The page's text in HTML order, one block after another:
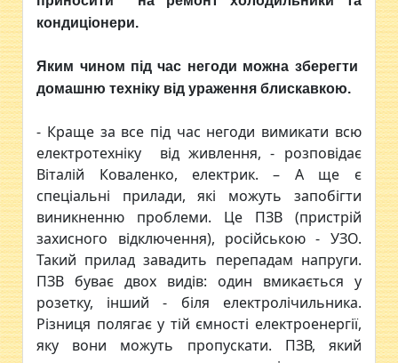
кондиціонери.
Яким чином під час негоди можна зберегти
домашню техніку від ураження блискавкою.
- Краще за все під час негоди вимикати всю
електротехніку від живлення, - розповідає
Віталій Коваленко, електрик. – А ще є
спеціальні прилади, які можуть запобігти
виникненню проблеми. Це ПЗВ (пристрій
захисного відключення), російською - УЗО.
Такий прилад завадить перепадам напруги.
ПЗВ буває двох видів: один вмикається у
розетку, інший - біля електролічильника.
Різниця полягає у тій ємності електроенергії,
яку вони можуть пропускати. ПЗВ, який